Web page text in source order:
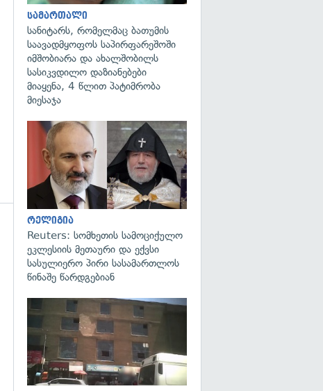
გადახედვა
სამართალი
სანიტარს, რომელმაც ბათუმის
საავადმყოფოს საპირფარეშოში
იმშობიარა და ახალშობილს
სასიკვდილო დაზიანებები
მიაყენა, 4 წლით პატიმრობა
მიესაჯა
რელიგია
Reuters: სომხეთის სამოციქულო
ეკლესიის მეთაური და ექვსი
სასულიერო პირი სასამართლოს
წინაშე წარდგებიან